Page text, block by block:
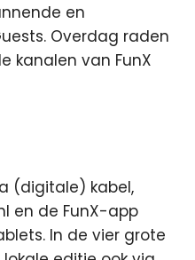
en
Overdag raden
kanalen van FunX
(digitale) kabel,
en de FunX-app
In de vier grote